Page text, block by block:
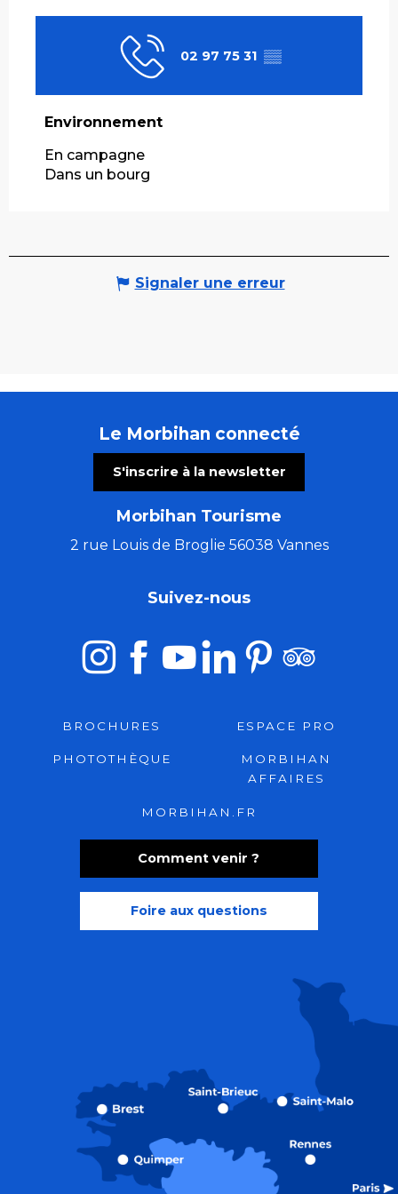
02 97 75 31 ▒▒
Environnement
Environnement
En campagne
Dans un bourg
Signaler une erreur
Le Morbihan connecté
S'inscrire à la newsletter
Morbihan Tourisme
2 rue Louis de Broglie 56038 Vannes
Comment venir ?
Foire aux questions
Suivez-nous
BROCHURES ESPACE PRO
PHOTOTHÈQUE
MORBIHAN
AFFAIRES
MORBIHAN.FR